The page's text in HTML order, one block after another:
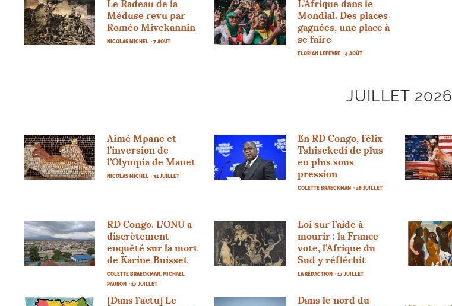
Le Radeau de la
Méduse revu par
Roméo Mivekannin
NICOLAS MICHEL · 7 AOÛT
L’Afrique dans le
Mondial. Des places
gagnées, une place à
se faire
FLORIAN LEFÈVRE · 4 AOÛT
JUILLET 2026
Aimé Mpane et
l’inversion de
l’Olympia de Manet
NICOLAS MICHEL · 31 JUILLET
EnRD Congo, Félix
Tshisekedi de plus
en plus sous
pression
COLETTE BRAECKMAN · 28 JUILLET
RD Congo. L’ONU a
discrètement
enquêté sur la mort
de Karine Buisset
COLETTE BRAECKMAN, MICHAEL
PAURON
· 17 JUILLET
Loi sur l’aide à
mourir : la France
vote, l’Afrique du
Sud y réfléchit
LA RÉDACTION · 17 JUILLET
[Dans l’actu] Le
Dans le nord du